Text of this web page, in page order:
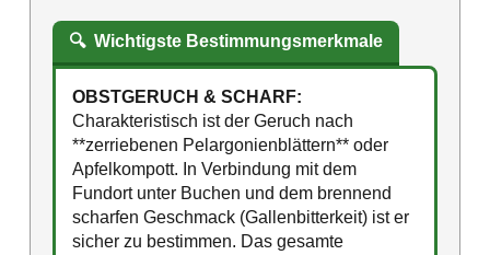
🔍 Wichtigste Bestimmungsmerkmale
OBSTGERUCH & SCHARF:
Charakteristisch ist der Geruch nach
**zerriebenen Pelargonienblättern** oder
Apfelkompott. In Verbindung mit dem
Fundort unter Buchen und dem brennend
scharfen Geschmack (Gallenbitterkeit) ist er
sicher zu bestimmen. Das gesamte